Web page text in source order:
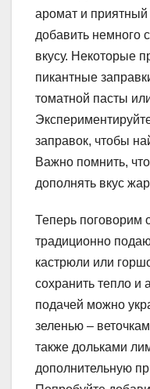
аромат и
добавить немного
вкусу. Некоторые
пикантные
томатной пасты
заправок, чтобы
Важно помнить,
дополнять вкус
Теперь поговорим
традиционно
кастрюли или
сохранить тепло
подачей можно
зеленью –
также дольками
дополнительную